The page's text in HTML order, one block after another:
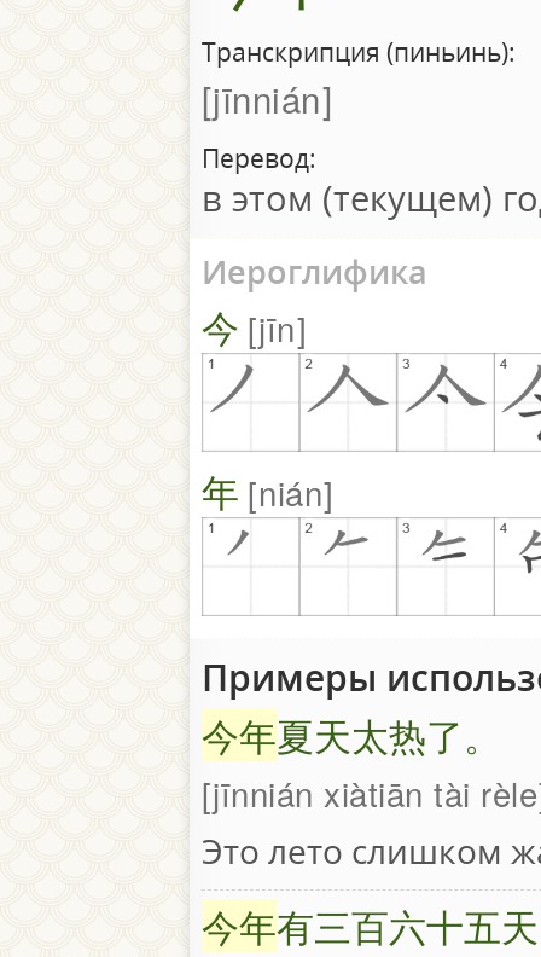
Транскрипция (пиньинь):
jīnnián
Перевод:
в этом (текущем)
Иероглифика
今 jīn
年 nián
Примеры
今年夏天太热了。
jīnnián xiàtiān tài rèle
Это лето слишком
今年有三百六十五